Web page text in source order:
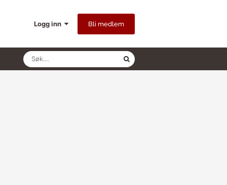
Logg inn Bli medlem